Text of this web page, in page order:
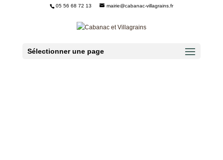
05 56 68 72 13 mairie@cabanac-villagrains.fr
Sélectionner une page